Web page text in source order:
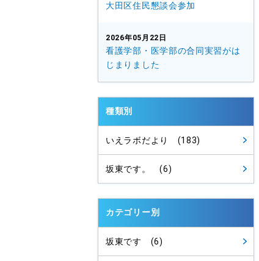
大田区住民懇談会参加
2026年05月22日
看護学部・医学部の合同実習がは
じまりました
種類別
いえラボだより (183)
坂東です。 (6)
カテゴリー別
坂東です (6)